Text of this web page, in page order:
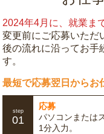
2024年4月に、就業ま
変更前にご応募いただ
後の流れに沿ってお手
す。
最短で応募翌日からお
step
01
応募
パソコンまたは
1分入力。